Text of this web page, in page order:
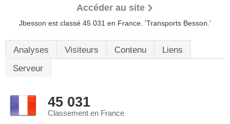
Accéder au site
Jbesson est classé 45 031 en France. 'Transports Besson.'
Analyses Visiteurs Contenu
Liens
Serveur
45 031
Classement en France